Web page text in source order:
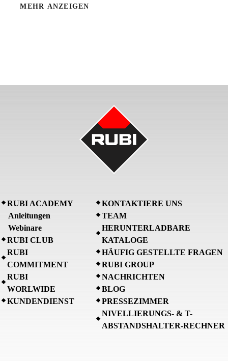
MEHR ANZEIGEN
RUBI ACADEMY
Anleitungen
Webinare
RUBI CLUB
RUBI
COMMITMENT
RUBI
WORLWIDE
KUNDENDIENST
KONTAKTIERE UNS
TEAM
HERUNTERLADBARE
KATALOGE
HÄUFIG GESTELLTE FRAGEN
RUBI GROUP
NACHRICHTEN
BLOG
PRESSEZIMMER
NIVELLIERUNGS- & T-
ABSTANDSHALTER-RECHNER